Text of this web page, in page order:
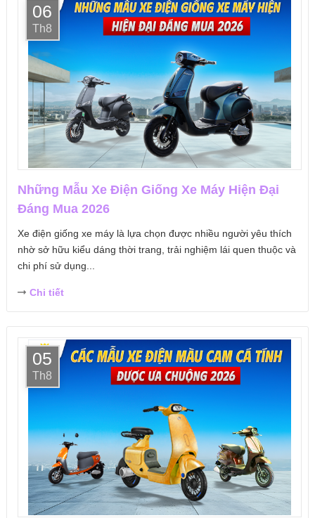
06
Th8
Những Mẫu Xe Điện Giống Xe Máy Hiện Đại
Đáng Mua 2026
Xe điện giống xe máy là lựa chọn được nhiều người yêu thích
nhờ sở hữu kiểu dáng thời trang, trải nghiệm lái quen thuộc và
chi phí sử dụng...
Chi tiết
05
Th8